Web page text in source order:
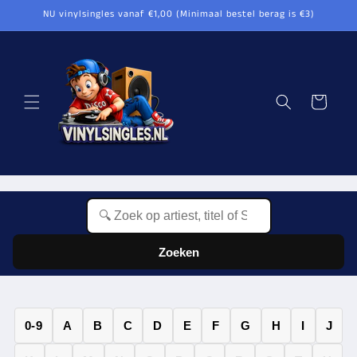
naar de
content
NU vinylsingles vanaf €1,00 (Minimaal bestel berag is €3)
Winkelwagen
Zoeken
0-9 A B C D E F G H I J